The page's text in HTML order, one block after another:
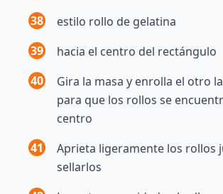
38
estilo rollo de gelatina
39
hacia el centro del rectángulo
40
Gira la masa y enrolla el otro
para que los rollos se
centro
41
Aprieta ligeramente los rollos
sellarlos